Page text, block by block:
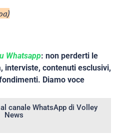
Whatsapp: non perderti le
interviste, contenuti esclusivi,
Diamo voce
canale WhatsApp di Volley
News